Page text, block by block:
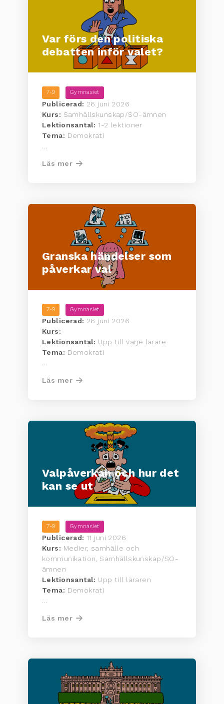
Var förs den politiska
debatten inför valet?
7-9 Gymnasiet
Publicerad: 26 juni 2026
Kurs: Samhällskunskap/SO-ämnen
Lektionsantal: 1-2 lektioner
Tema: Demokrati
Läs mer
Granska händelser som
påverkar val
7-9 Gymnasiet
Publicerad: 26 juni 2026
Kurs:
Lektionsantal: Upp till varje lärare
Tema: Demokrati
Läs mer
Valpåverkan och hur det
kan se ut
7-9 Gymnasiet
Publicerad: 11 juni 2026
Kurs: Medier, samhälle och
kommunikation, Samhällskunskap/SO-
ämnen
Lektionsantal: Upp till läraren
Tema: Demokrati
...
Läs mer